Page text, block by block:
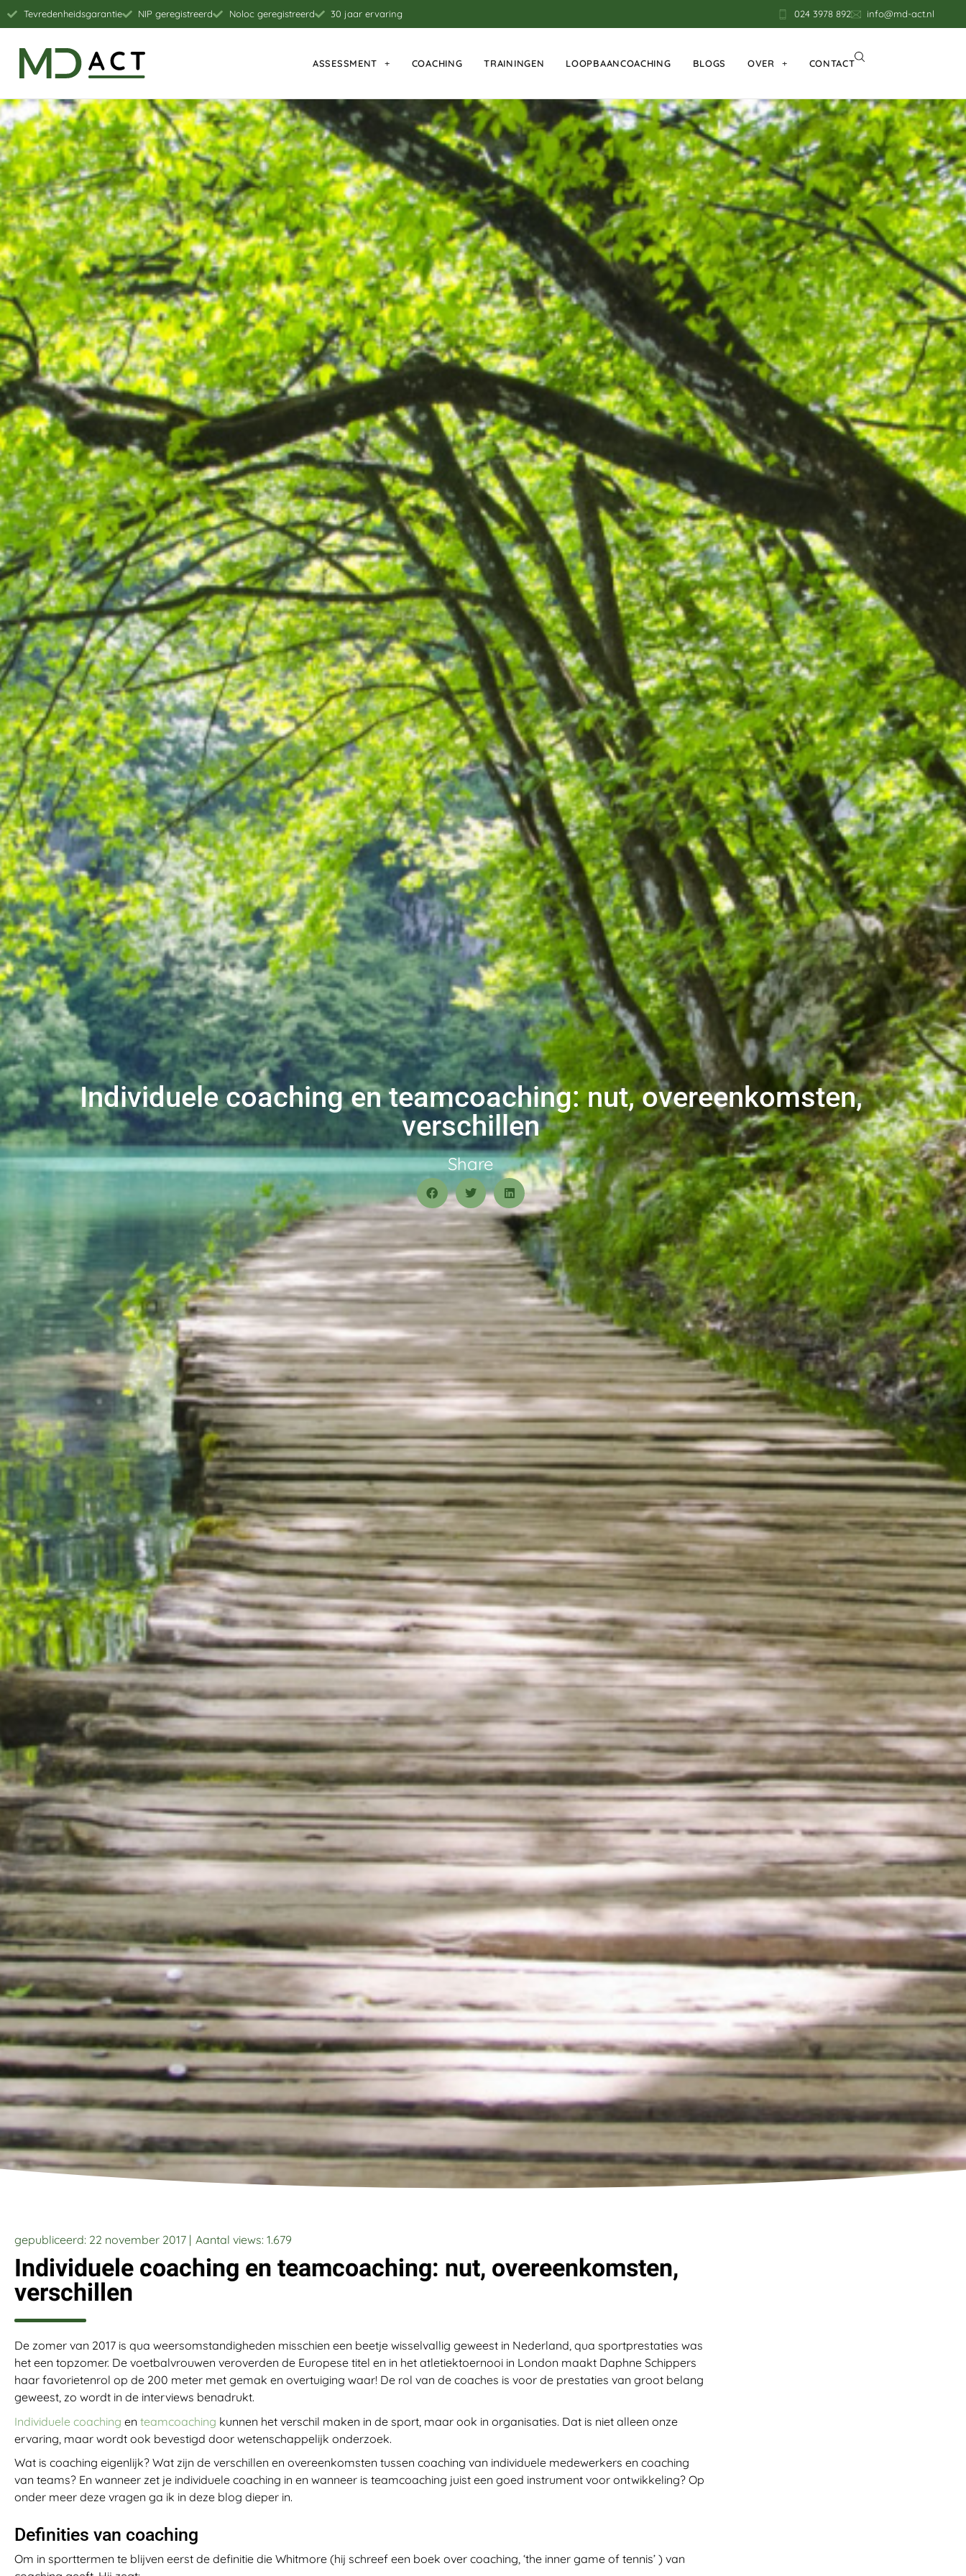
Tevredenheidsgarantie NIP geregistreerd Noloc geregistreerd 30 jaar ervaring 024 3978 892 info@md-act.nl
ASSESSMENT COACHING TRAININGEN LOOPBAANCOACHING BLOGS OVER CONTACT
Individuele coaching en teamcoaching: nut, overeenkomsten,
verschillen
Share
gepubliceerd: 22 november 2017 | Aantal views: 1.679
Individuele coaching en teamcoaching: nut, overeenkomsten,
verschillen
De zomer van 2017 is qua weersomstandigheden misschien een beetje wisselvallig geweest in Nederland, qua sportprestaties was
het een topzomer. De voetbalvrouwen veroverden de Europese titel en in het atletiektoernooi in London maakt Daphne Schippers
haar favorietenrol op de 200 meter met gemak en overtuiging waar! De rol van de coaches is voor de prestaties van groot belang
geweest, zo wordt in de interviews benadrukt.
Individuele coaching en teamcoaching kunnen het verschil maken in de sport, maar ook in organisaties. Dat is niet alleen onze
ervaring, maar wordt ook bevestigd door wetenschappelijk onderzoek.
Wat is coaching eigenlijk? Wat zijn de verschillen en overeenkomsten tussen coaching van individuele medewerkers en coaching
van teams? En wanneer zet je individuele coaching in en wanneer is teamcoaching juist een goed instrument voor ontwikkeling? Op
onder meer deze vragen ga ik in deze blog dieper in.
Definities van coaching
Om in sporttermen te blijven eerst de definitie die Whitmore (hij schreef een boek over coaching, ‘the inner game of tennis’ ) van